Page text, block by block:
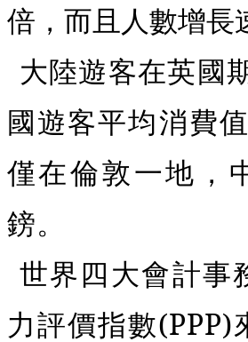
倍，而且人數增長
大陸遊客在英國
國遊客平均消費
僅在倫敦一地，
鎊。
世界四大會計事
力評價指數